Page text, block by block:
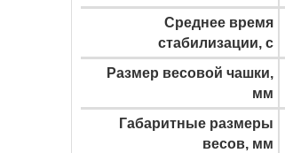
Среднее время
стабилизации, с
Размер весовой чашки,
мм
Габаритные размеры
весов, мм